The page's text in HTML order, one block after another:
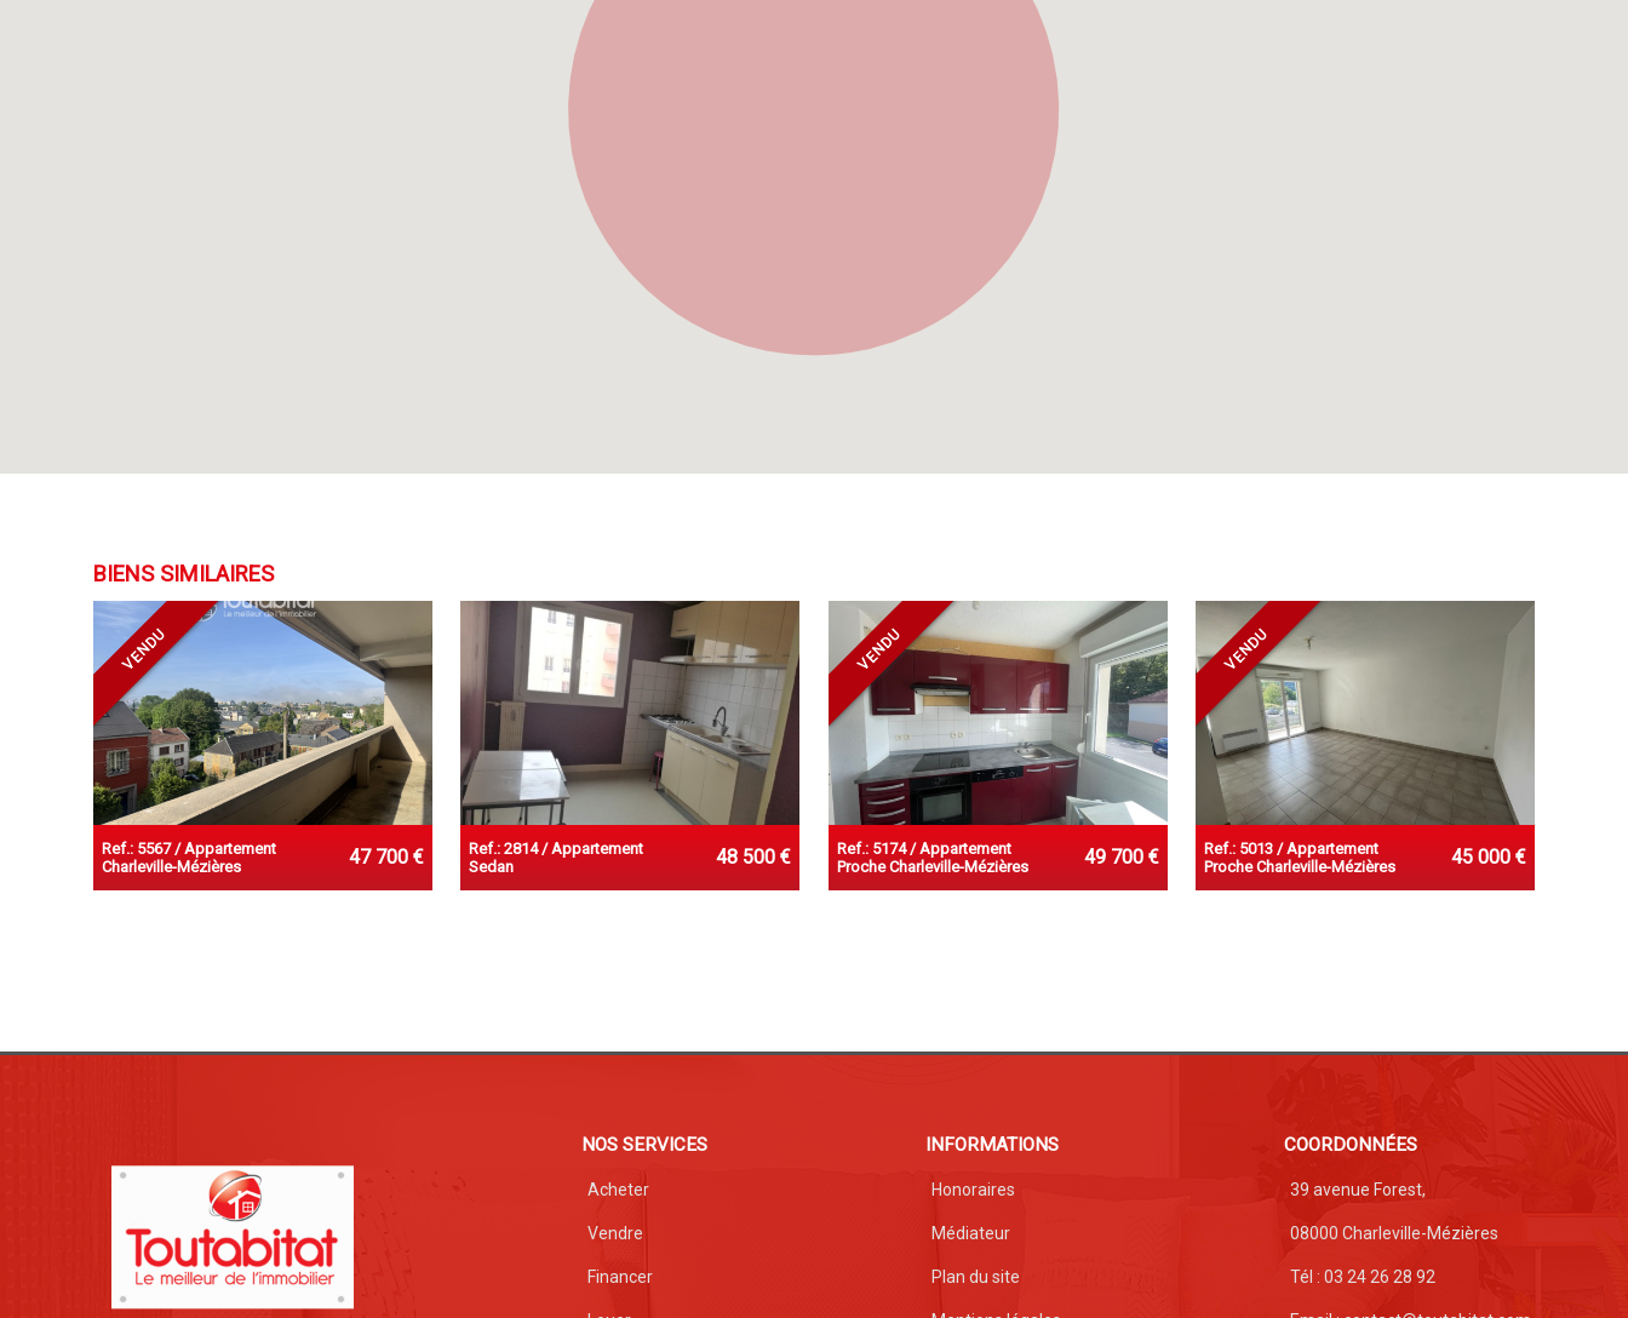
BIENS SIMILAIRES
VENDU
Ref.: 5567 / Appartement
Charleville-Mézières
47 700 €
Ref.: 2814 / Appartement
Sedan
48 500 €
VENDU
Ref.: 5174 / Appartement
Proche Charleville-Mézières
49 700 €
VENDU
Ref.: 5013 / Appartement
Proche Charleville-Mézières
45 000 €
NOS SERVICES
Acheter
Vendre
Financer
INFORMATIONS
Honoraires
Médiateur
Plan du site
COORDONNÉES
39 avenue Forest,
08000 Charleville-Mézières
Tél : 03 24 26 28 92